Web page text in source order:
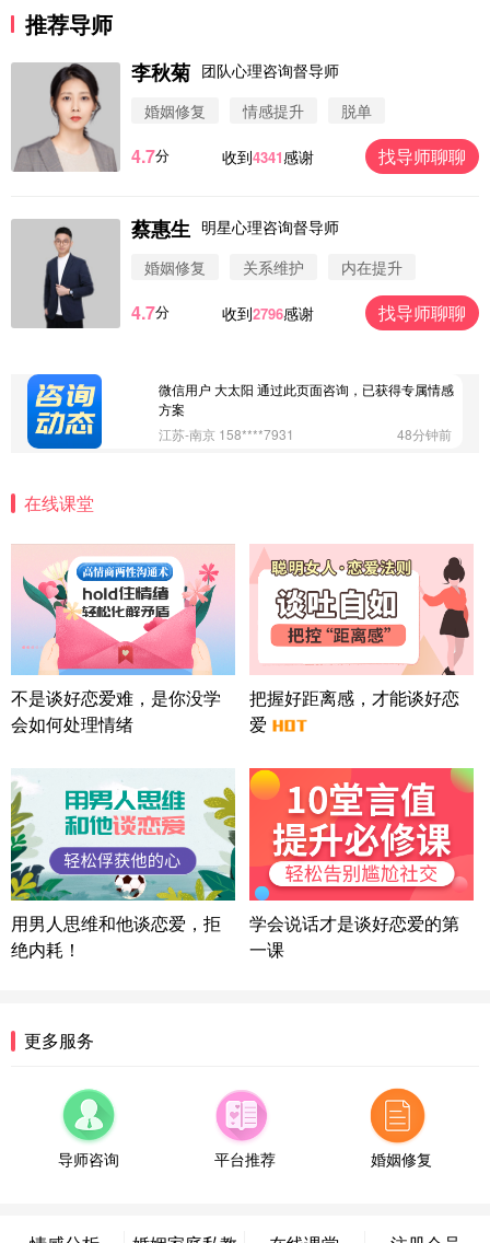
推荐导师
李秋菊 团队心理咨询督导师
婚姻修复
情感提升 脱单
4.7分 收到4341感谢 找导师聊聊
蔡惠生 明星心理咨询督导师
婚姻修复
关系维护 内在提升
4.7分 收到2796感谢 找导师聊聊
微信用户 圆圈 通过此页面咨询，已获得专属情感方
案
微信用户 Vnno 通过此页面咨询，已获得专属情感方
微信用户 大太阳 通过此页面咨询，已获得专属情感
方案
江苏-南京 158****7931
48分钟前
情感方案
北京-朝阳 151****3189
22分钟前
微信用户 巧?媚儿 通过此页面咨询，已获得专属情感
方案
上海-浦东 177****9074
56分钟前
微信用户 Liberty 通过此页面咨询，已获得专属情感
方案
广东-广州 188****5632
湖北-武汉 135****7410
41分钟前
微信用户 困困魚? 通过此页面咨询，已获得专属情感
方案
陕西-西安 139****6283
3分钟前
情感方案
浙江-宁波 150****8921
福建-厦门 159****4462
53分钟前
微信用户 凌乱小羊 通过此页面咨询，已获得专属情
在线课堂
不是谈好恋爱难，是你没学
会如何处理情绪
把握好距离感，才能谈好恋
爱
用男人思维和他谈恋爱，拒
绝内耗！
学会说话才是谈好恋爱的第
一课
更多服务
导师咨询 平台推荐 婚姻修复